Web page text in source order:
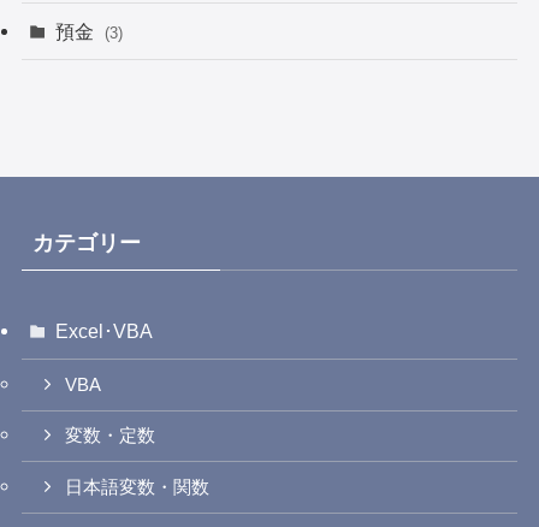
預金 (3)
カテゴリー
Excel･VBA
VBA
変数・定数
日本語変数・関数